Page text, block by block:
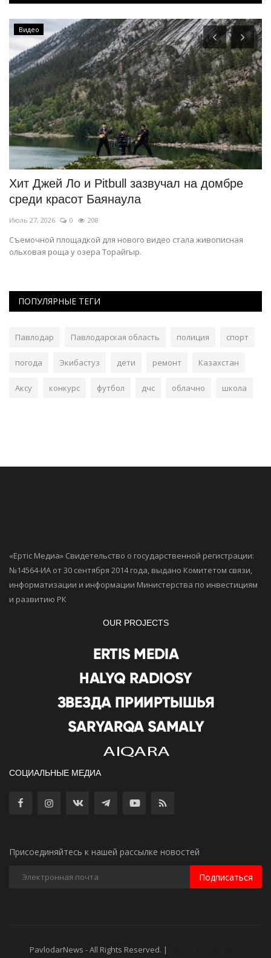
Видео
Хит Джей Ло и Pitbull зазвучал на домбре
среди красот Баянаула
Июль 27, 2026 0 208
Съемочной площадкой для нового видео стала живописная
ольховая роща у озера Торайгыр.
ПОПУЛЯРНЫЕ ТЕГИ
Павлодар Павлодарская область полиция спорт
погода Экибастуз дети ремонт Казахстан
Аксу конкурс футбол дчс облачно школа
«Ертiс Медиа» Свидетельство о государственной регистрации:
№14564-ИА от 30 сентября 2014 года, выдано Комитетом связи,
информатизации и информации Министерства по инвестициям
и развитию РК
OUR PROJECTS
СОЦИАЛЬНЫЕ МЕДИА
Присоединяйтесь к нашей рассылке новостей
Подписаться
PavlodarNews - All Rights Reserved. |